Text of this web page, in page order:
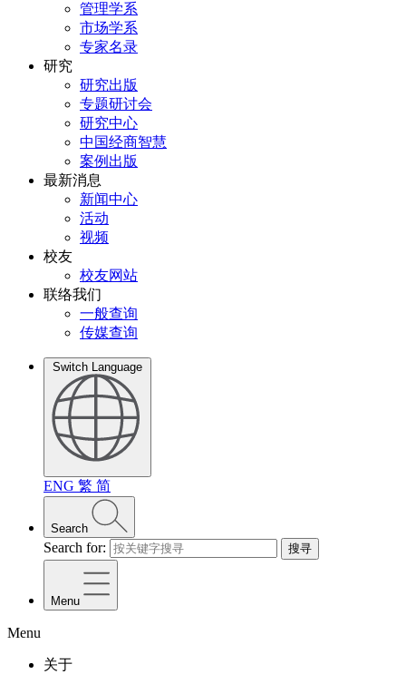
管理学系
市场学系
专家名录
研究
研究出版
专题研讨会
研究中心
中国经商智慧
案例出版
最新消息
新闻中心
活动
视频
校友
校友网站
联络我们
一般查询
传媒查询
Switch Language
ENG 繁 简
Search
Search for: 搜寻
Menu
Menu
关于